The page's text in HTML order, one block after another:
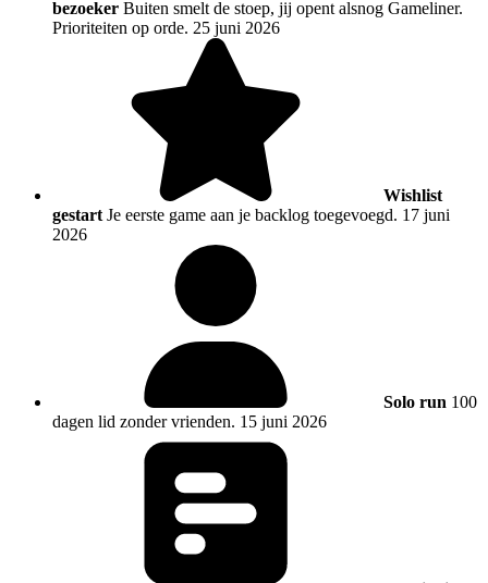
bezoeker Buiten smelt de stoep, jij opent alsnog Gameliner.
Prioriteiten op orde. 25 juni 2026
Wishlist
gestart Je eerste game aan je backlog toegevoegd. 17 juni
2026
Solo run 100
dagen lid zonder vrienden. 15 juni 2026